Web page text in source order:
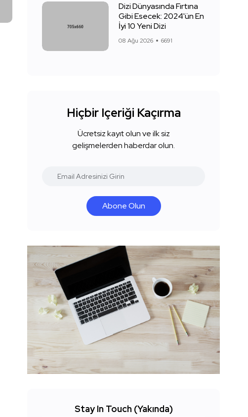
Dizi Dünyasında Fırtına
Gibi Esecek: 2024'ün En
İyi 10 Yeni Dizi
08 Ağu 2026 6691
Hiçbir Içeriği Kaçırma
Ücretsiz kayıt olun ve ilk siz
gelişmelerden haberdar olun.
Abone Olun
Stay In Touch (Yakında)